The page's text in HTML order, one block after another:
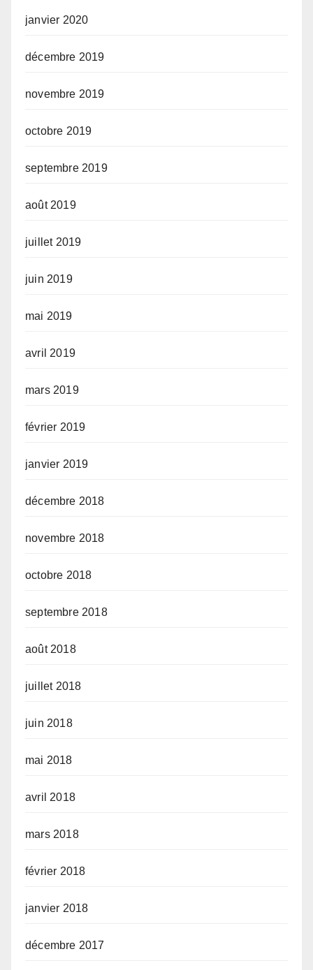
janvier 2020
décembre 2019
novembre 2019
octobre 2019
septembre 2019
août 2019
juillet 2019
juin 2019
mai 2019
avril 2019
mars 2019
février 2019
janvier 2019
décembre 2018
novembre 2018
octobre 2018
septembre 2018
août 2018
juillet 2018
juin 2018
mai 2018
avril 2018
mars 2018
février 2018
janvier 2018
décembre 2017